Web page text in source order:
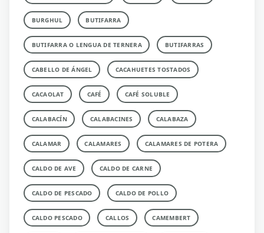
BURGHUL BUTIFARRA
BUTIFARRA O LENGUA DE TERNERA BUTIFARRAS
CABELLO DE ÁNGEL CACAHUETES TOSTADOS
CACAOLAT CAFÉ CAFÉ SOLUBLE
CALABACÍN CALABACINES CALABAZA
CALAMAR CALAMARES CALAMARES DE POTERA
CALDO DE AVE CALDO DE CARNE
CALDO DE PESCADO CALDO DE POLLO
CALDO PESCADO CALLOS CAMEMBERT